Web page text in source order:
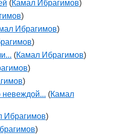
(Камал Ибрагимов)
)
Ибрагимов)
)
(Камал Ибрагимов)
)
)
(Камал
Ибрагимов)
)